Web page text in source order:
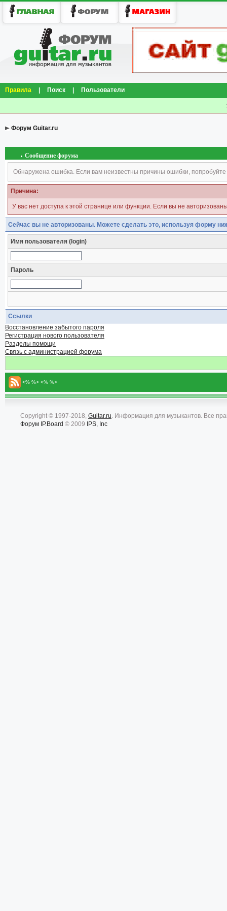
Правила Поиск Пользователи
Форум Guitar.ru
Сообщение форума
Обнаружена ошибка. Если вам неизвестны причины ошибки, попробуйте
Причина:
У вас нет доступа к этой странице или функции. Если вы не
Сейчас вы не авторизованы. Можете сделать это, используя форму
Имя пользователя (login)
Пароль
Ссылки
Восстановление забытого пароля
Регистрация нового пользователя
Разделы помощи
Связь с администрацией форума
<% %> <% %>
Copyright © 1997-2018, Guitar.ru. Информация для музыкантов. Все
Форум IP.Board © 2009 IPS, Inc